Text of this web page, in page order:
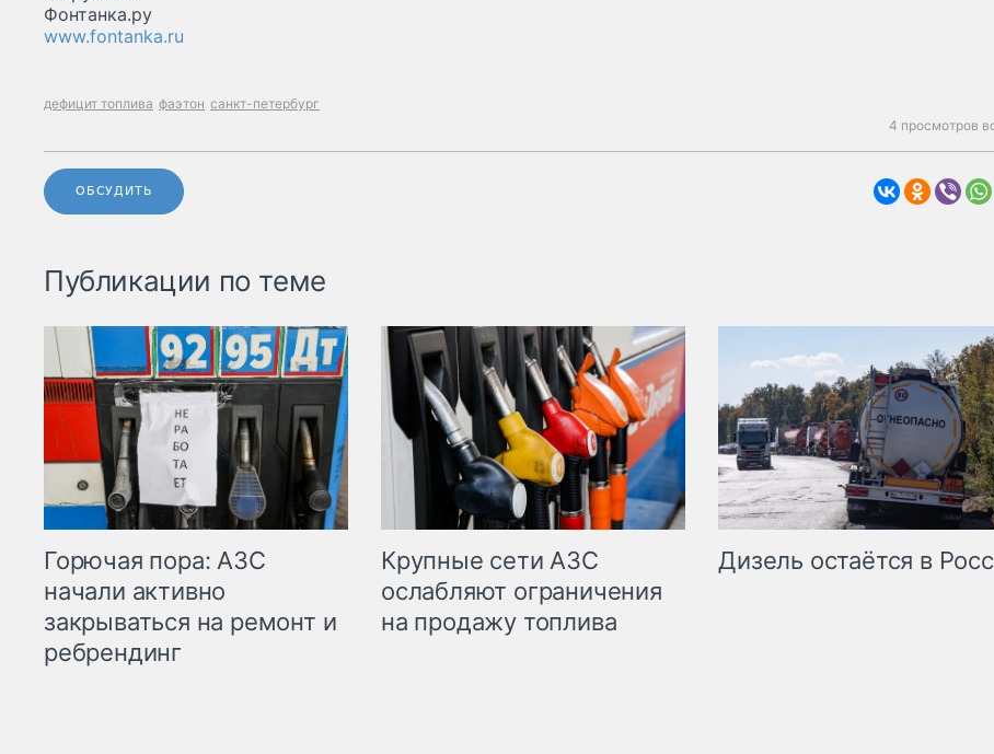
Фонтанка.ру
www.fontanka.ru
дефицит топлива фаэтон санкт-петербург
4 просмотров
ОБСУДИТЬ
Публикации по теме
Горючая пора: АЗС
начали активно
закрываться на ремонт и
ребрендинг
Крупные сети АЗС
ослабляют ограничения
на продажу топлива
Дизель остаётся в